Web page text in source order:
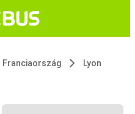
Franciaország Lyon